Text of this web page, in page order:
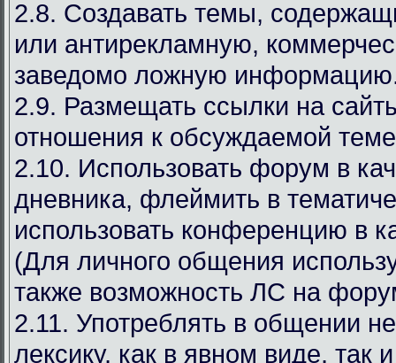
2.8. Создавать темы,
или антирекламную,
заведомо ложную
2.9. Размещать ссылки на
отношения к обсуждаемой
2.10. Использовать форум в
дневника, флеймить в
использовать конференцию в
(Для личного общения
также возможность ЛС на
2.11. Употреблять в общении
лексику, как в явном виде, так